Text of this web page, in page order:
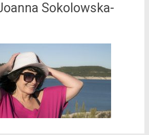
Sokolowska-